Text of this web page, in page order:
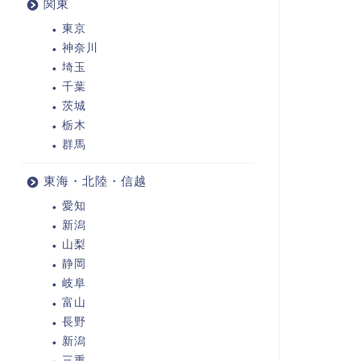
関東
東京
神奈川
埼玉
千葉
茨城
栃木
群馬
東海・北陸・信越
愛知
新潟
山梨
静岡
岐阜
富山
長野
新潟